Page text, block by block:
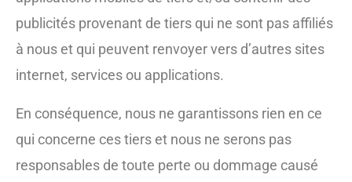
publicités provenant de tiers qui ne sont pas affiliés
à nous et qui peuvent renvoyer vers d’autres sites
internet, services ou applications.
En conséquence, nous ne garantissons rien en ce
qui concerne ces tiers et nous ne serons pas
responsables de toute perte ou dommage causé